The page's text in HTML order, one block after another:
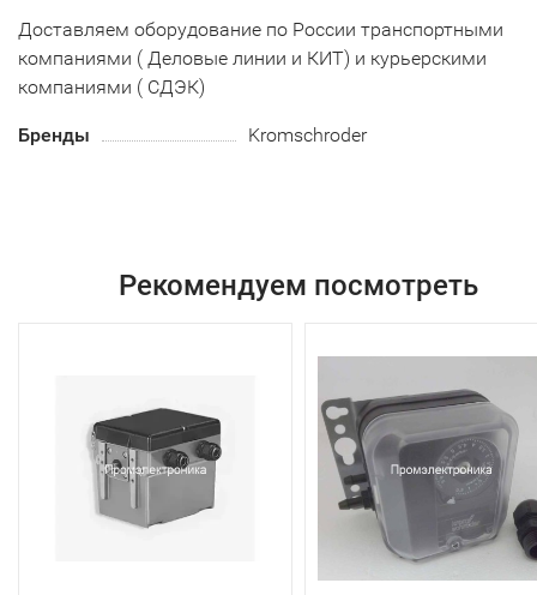
Доставляем оборудование по России транспортными
компаниями ( Деловые линии и КИТ) и курьерскими
компаниями ( СДЭК)
Бренды Kromschroder
Рекомендуем посмотреть